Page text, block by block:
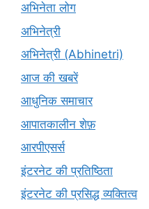
अभिनेता लोग
अभिनेत्री
अभिनेत्री (Abhinetri)
आज की खबरें
आधुनिक समाचार
आपातकालीन शेफ़
आरपीएसर्स
इंटरनेट की प्रतिष्ठिता
इंटरनेट की प्रसिद्ध व्यक्तित्व